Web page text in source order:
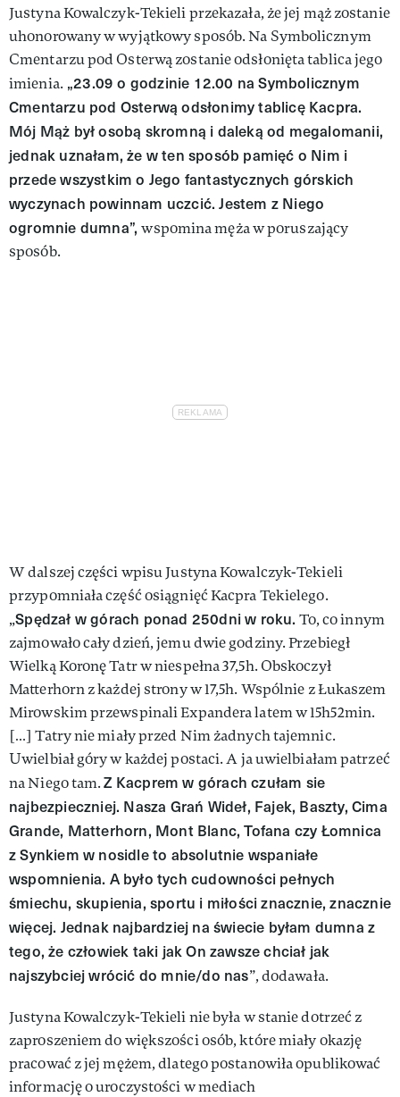
Justyna Kowalczyk-Tekieli przekazała, że jej mąż zostanie
uhonorowany w wyjątkowy sposób. Na Symbolicznym
Cmentarzu pod Osterwą zostanie odsłonięta tablica jego
imienia. „23.09 o godzinie 12.00 na Symbolicznym
Cmentarzu pod Osterwą odsłonimy tablicę Kacpra.
Mój Mąż był osobą skromną i daleką od megalomanii,
jednak uznałam, że w ten sposób pamięć o Nim i
przede wszystkim o Jego fantastycznych górskich
wyczynach powinnam uczcić. Jestem z Niego
ogromnie dumna”,wspomina męża w poruszający
sposób.
W dalszej części wpisu Justyna Kowalczyk-Tekieli
przypomniała część osiągnięć Kacpra Tekielego.
„Spędzał w górach ponad 250dni w roku. To, co innym
zajmowało cały dzień, jemu dwie godziny. Przebiegł
Wielką Koronę Tatr w niespełna 37,5h. Obskoczył
Matterhorn z każdej strony w 17,5h. Wspólnie z Łukaszem
Mirowskim przewspinali Expandera latem w 15h52min.
[…] Tatry nie miały przed Nim żadnych tajemnic.
Uwielbiał góry w każdej postaci. A ja uwielbiałam patrzeć
na Niego tam.Z Kacprem w górach czułam sie
najbezpieczniej. Nasza Grań Wideł, Fajek, Baszty, Cima
Grande, Matterhorn, Mont Blanc, Tofana czy Łomnica
z Synkiem w nosidle to absolutnie wspaniałe
wspomnienia. A było tych cudowności pełnych
śmiechu, skupienia, sportu i miłości znacznie, znacznie
więcej. Jednak najbardziej na świecie byłam dumna z
tego, że człowiek taki jak On zawsze chciał jak
najszybciej wrócić do mnie/do nas”, dodawała.
Justyna Kowalczyk-Tekieli nie była w stanie dotrzeć z
zaproszeniem do większości osób, które miały okazję
pracować z jej mężem, dlatego postanowiła opublikować
informację o uroczystości w mediach